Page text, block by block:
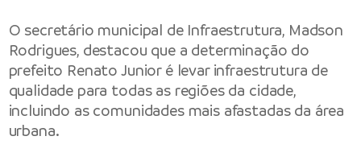
O secretário municipal de Infraestrutura, Madson
Rodrigues, destacou que a determinação do
prefeito Renato Junior é levar infraestrutura de
qualidade para todas as regiões da cidade,
incluindo as comunidades mais afastadas da área
urbana.